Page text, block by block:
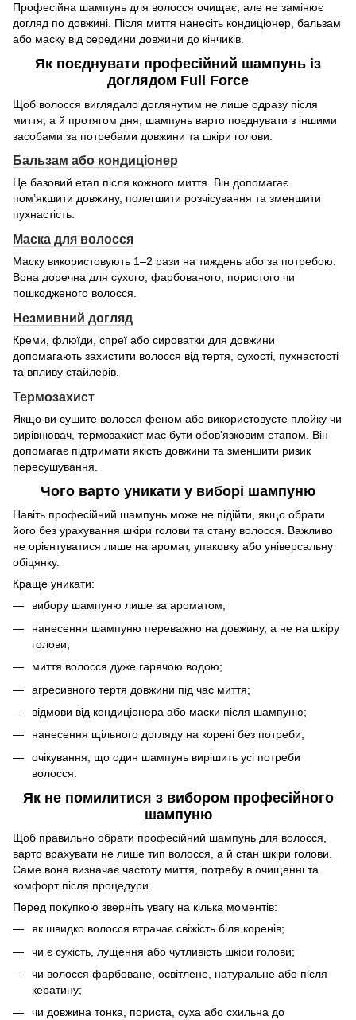
Професійна шампунь для волосся очищає, але не замінює
догляд по довжині. Після миття нанесіть кондиціонер, бальзам
або маску від середини довжини до кінчиків.
Як поєднувати професійний шампунь із
доглядом Full Force
Щоб волосся виглядало доглянутим не лише одразу після
миття, а й протягом дня, шампунь варто поєднувати з іншими
засобами за потребами довжини та шкіри голови.
Бальзам або кондиціонер
Це базовий етап після кожного миття. Він допомагає
пом’якшити довжину, полегшити розчісування та зменшити
пухнастість.
Маска для волосся
Маску використовують 1–2 рази на тиждень або за потребою.
Вона доречна для сухого, фарбованого, пористого чи
пошкодженого волосся.
Незмивний догляд
Креми, флюїди, спреї або сироватки для довжини
допомагають захистити волосся від тертя, сухості, пухнастості
та впливу стайлерів.
Термозахист
Якщо ви сушите волосся феном або використовуєте плойку чи
вирівнювач, термозахист має бути обов’язковим етапом. Він
допомагає підтримати якість довжини та зменшити ризик
пересушування.
Чого варто уникати у виборі шампуню
Навіть професійний шампунь може не підійти, якщо обрати
його без урахування шкіри голови та стану волосся. Важливо
не орієнтуватися лише на аромат, упаковку або універсальну
обіцянку.
Краще уникати:
вибору шампуню лише за ароматом;
нанесення шампуню переважно на довжину, а не на шкіру
голови;
миття волосся дуже гарячою водою;
агресивного тертя довжини під час миття;
відмови від кондиціонера або маски після шампуню;
нанесення щільного догляду на корені без потреби;
очікування, що один шампунь вирішить усі потреби
волосся.
Як не помилитися з вибором професійного
шампуню
Щоб правильно обрати професійний шампунь для волосся,
варто врахувати не лише тип волосся, а й стан шкіри голови.
Саме вона визначає частоту миття, потребу в очищенні та
комфорт після процедури.
Перед покупкою зверніть увагу на кілька моментів:
як швидко волосся втрачає свіжість біля коренів;
чи є сухість, лущення або чутливість шкіри голови;
чи волосся фарбоване, освітлене, натуральне або після
кератину;
чи довжина тонка, пориста, суха або схильна до